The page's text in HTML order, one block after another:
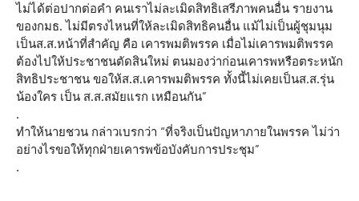
ไม่ได้ต่อปากต่อคำ คนเราไม่ละเมิดสิทธิเสรีภาพคนอื่น รายงาน
ของกมธ. ไม่มีตรงไหนที่ให้ละเมิดสิทธิคนอื่น แม้ไม่เป็นผู้ชุมนุม
เป็นส.ส.​หน้าที่สำคัญ คือ เคารพมติพรรค เมื่อไม่เคารพมติพรรค
ต้องไปให้ประชาชนตัดสินใหม่ ตนมองว่าก่อนเคารพหรือตระหนัก
สิทธิประชาชน ขอให้ส.ส.เคารพมติพรรค ทั้งนี้ไม่เคยเป็นส.ส.รุ่น
น้องใคร เป็น ส.ส.สมัยแรก เหมือนกัน”
.
ทำให้นายชวน กล่าวเบรกว่า “ที่จริงเป็นปัญหาภายในพรรค ไม่ว่า
อย่างไรขอให้ทุกฝ่ายเคารพข้อบังคับการประชุม”
.